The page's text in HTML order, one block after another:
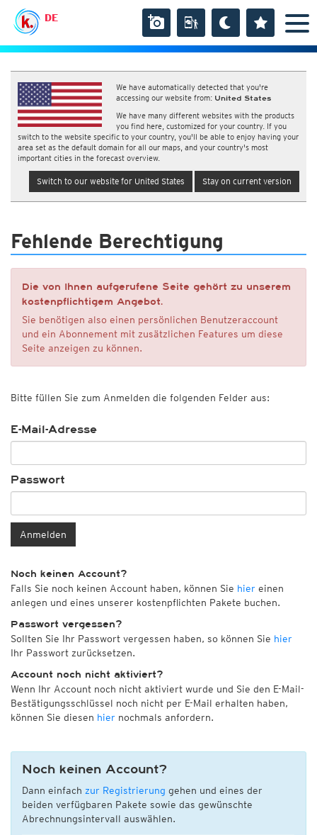
DE
We have automatically detected that you're
accessing our website from: United States
We have many different websites with the products
you find here, customized for your country. If you
switch to the website specific to your country, you'll be able to enjoy having your
area set as the default domain for all our maps, and your country's most
important cities in the forecast overview.
Switch to our website for United States Stay on current version
Fehlende Berechtigung
Die von Ihnen aufgerufene Seite gehört zu unserem
kostenpflichtigem Angebot.
Sie benötigen also einen persönlichen Benutzeraccount
und ein Abonnement mit zusätzlichen Features um diese
Seite anzeigen zu können.
Bitte füllen Sie zum Anmelden die folgenden Felder aus:
E-Mail-Adresse
Passwort
Anmelden
Noch keinen Account?
Falls Sie noch keinen Account haben, können Sie hier einen
anlegen und eines unserer kostenpflichten Pakete buchen.
Passwort vergessen?
Sollten Sie Ihr Passwort vergessen haben, so können Sie hier
Ihr Passwort zurücksetzen.
Account noch nicht aktiviert?
Wenn Ihr Account noch nicht aktiviert wurde und Sie den E-Mail-
Bestätigungsschlüssel noch nicht per E-Mail erhalten haben,
können Sie diesen hier nochmals anfordern.
Noch keinen Account?
Dann einfach zur Registrierung gehen und eines der
beiden verfügbaren Pakete sowie das gewünschte
Abrechnungsintervall auswählen.